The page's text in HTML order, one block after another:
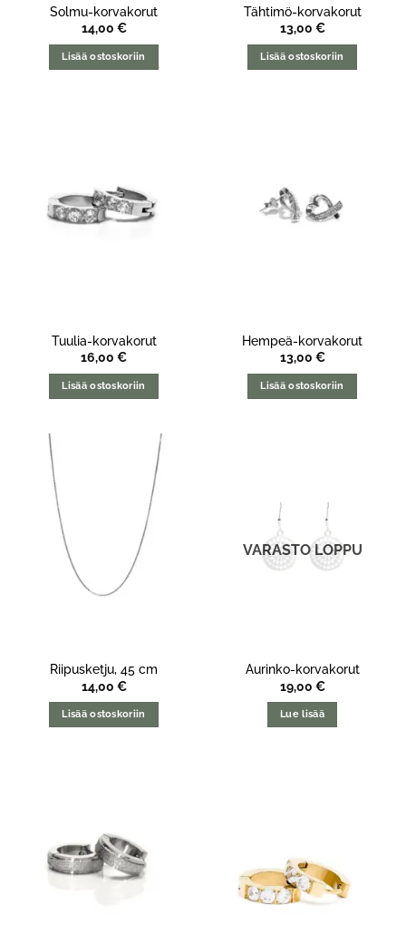
Solmu-korvakorut
14,00 €
Lisää ostoskoriin
Tähtimö-korvakorut
13,00 €
Lisää ostoskoriin
Tuulia-korvakorut
16,00 €
Lisää ostoskoriin
Hempeä-korvakorut
13,00 €
Lisää ostoskoriin
Riipusketju, 45 cm
14,00 €
Lisää ostoskoriin
VARASTO LOPPU
Aurinko-korvakorut
19,00 €
Lue lisää